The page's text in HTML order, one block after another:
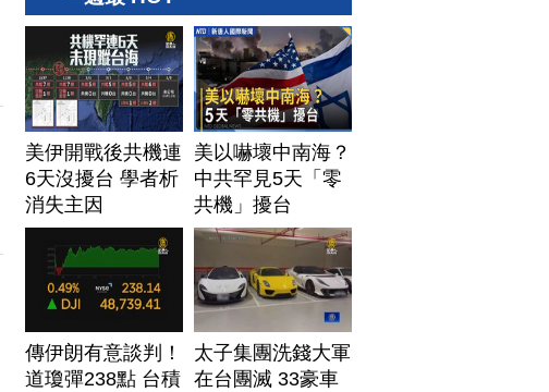
美伊開戰後共機連
6天沒擾台 學者析
消失主因
美以嚇壞中南海？
中共罕見5天「零
共機」擾台
傳伊朗有意談判！
道瓊彈238點 台積
太子集團洗錢大軍
在台團滅 33豪車